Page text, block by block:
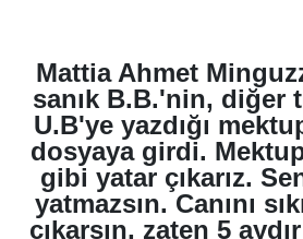
Mattia Ahmet
sanık B.B.'nin, diğer
U.B'ye yazdığı
dosyaya girdi.
gibi yatar çıkarız.
yatmazsın. Canını
çıkarsın, zaten 5